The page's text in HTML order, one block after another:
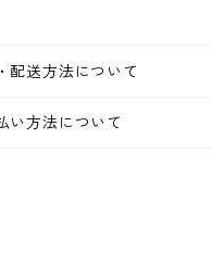
配送方法について
い方法について